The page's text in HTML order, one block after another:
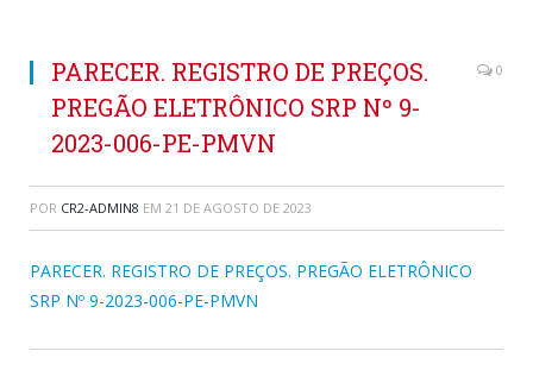
PARECER. REGISTRO DE PREÇOS.
PREGÃO ELETRÔNICO SRP Nº 9-
2023-006-PE-PMVN
0
POR CR2-ADMIN8 EM 21 DE AGOSTO DE 2023
PARECER. REGISTRO DE PREÇOS. PREGÃO ELETRÔNICO
SRP Nº 9-2023-006-PE-PMVN